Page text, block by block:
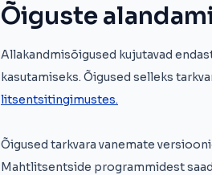
Õiguste
Allakandmisõigused kujutavad
kasutamiseks. Õigused selleks
litsentsitingimustes.
Õigused tarkvara vanemate
Mahtlitsentside programmidest